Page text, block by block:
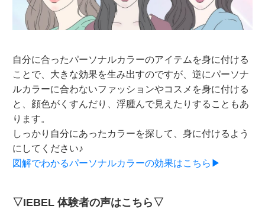
自分に合ったパーソナルカラーのアイテムを身に付ける
ことで、大きな効果を生み出すのですが、逆にパーソナ
ルカラーに合わないファッションやコスメを身に付ける
と、顔色がくすんだり、浮腫んで見えたりすることもあ
ります。
しっかり自分にあったカラーを探して、身に付けるよう
にしてください♪
図解でわかるパーソナルカラーの効果はこちら▶
▽IEBEL 体験者の声はこちら▽